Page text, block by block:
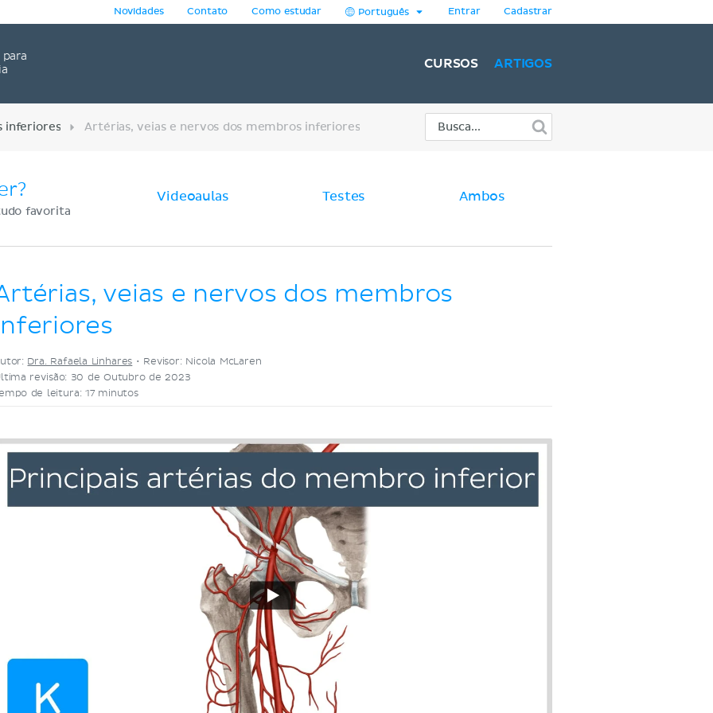
para
Novidades Contato Como estudar Português Entrar Cadastrar
CURSOS ARTIGOS
inferiores Artérias, veias e nervos dos membros inferiores
favorita
Videoaulas Testes Ambos
veias e nervos dos membros
Dra. Rafaela Linhares • Revisor: Nicola McLaren
revisão: 30 de Outubro de 2023
de leitura: 17 minutos